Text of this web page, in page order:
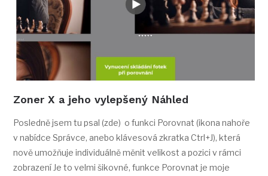
Zoner X a jeho vylepšený Náhled
Posledně jsem tu psal (zde) o funkci Porovnat (ikona nahoře
v nabídce Správce, anebo klávesová zkratka Ctrl+J), která
nově umožňuje individuálně měnit velikost a pozici v rámci
zobrazení Je to velmi šikovné, funkce Porovnat je moje